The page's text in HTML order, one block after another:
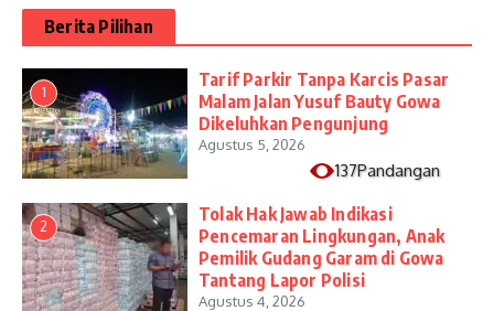
Berita Pilihan
1
Tarif Parkir Tanpa Karcis Pasar
Malam Jalan Yusuf Bauty Gowa
Dikeluhkan Pengunjung
Agustus 5, 2026
137Pandangan
2
Tolak Hak Jawab Indikasi
Pencemaran Lingkungan, Anak
Pemilik Gudang Garam di Gowa
Tantang Lapor Polisi
Agustus 4, 2026